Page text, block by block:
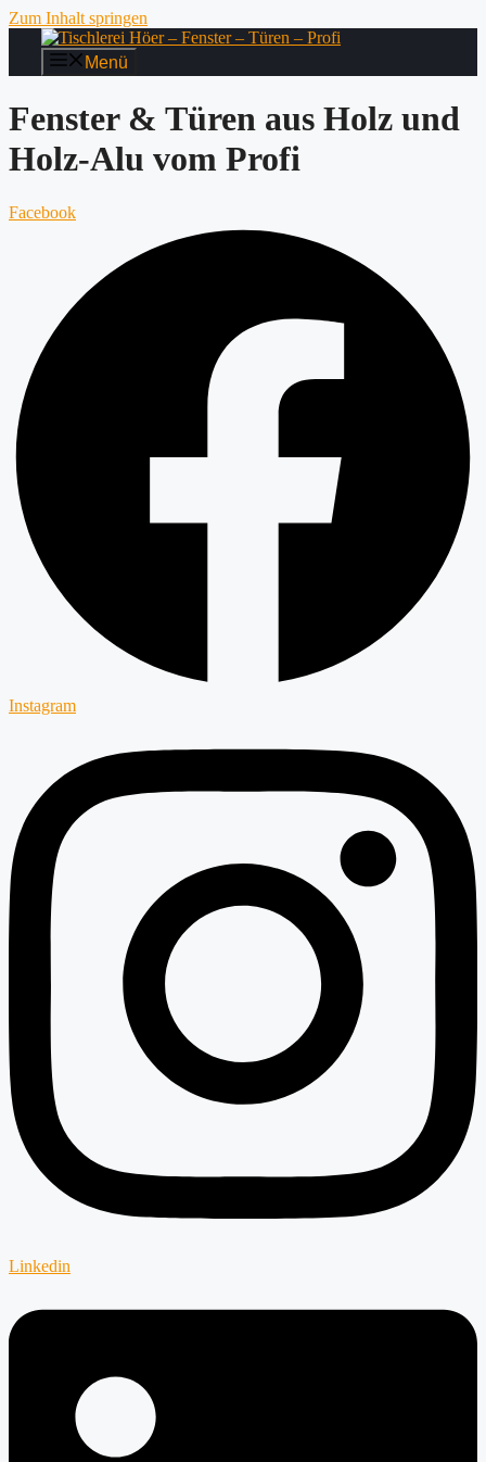
Zum Inhalt springen
Menü
Fenster & Türen aus Holz und
Holz-Alu vom Profi
Facebook
Instagram
Linkedin